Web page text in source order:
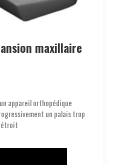
maxillaire
appareil orthopédique
un palais trop
étroit